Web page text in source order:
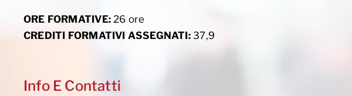
ORE FORMATIVE:26 ore
CREDITI FORMATIVI ASSEGNATI:37,9
Info E Contatti